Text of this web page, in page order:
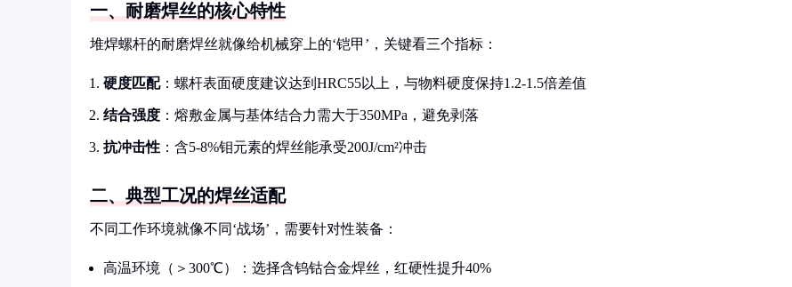
一、耐磨焊丝的核心特性
堆焊螺杆的耐磨焊丝就像给机械穿上的‘铠甲’，关键看三个指标：
硬度匹配：螺杆表面硬度建议达到HRC55以上，与物料硬度保持1.2-1.5倍差值
结合强度 ：熔敷金属与基体结合力需大于350MPa，避免剥落
抗冲击性 ：含5-8%钼元素的焊丝能承受200J/cm²冲击
二、典型工况的焊丝适配
不同工作环境就像不同‘战场’，需要针对性装备：
高温环境（＞300℃）：选择含钨钴合金焊丝，红硬性提升40%